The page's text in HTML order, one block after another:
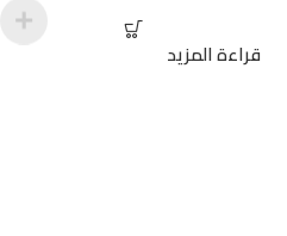
قراءة المزيد